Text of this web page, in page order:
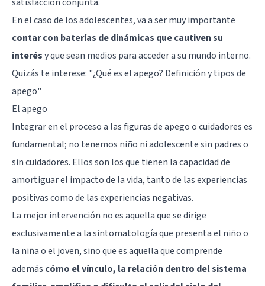
En el caso de losadolescentes, va a ser muy importante
contar con baterías de dinámicas que cautiven su
interésy que sean medios para acceder a su mundo interno.
Quizás te interese: "¿Qué es el apego? Definición y tipos de
apego"
El apego
Integrar en el proceso a las figuras de apego o cuidadores es
fundamental; no tenemos niño ni adolescente sin padres o
sin cuidadores. Ellos son los que tienen la capacidad de
amortiguar el impacto de la vida, tanto de las experiencias
positivas como de las experiencias negativas.
La mejor intervención no es aquella que se dirige
exclusivamente a la sintomatología que presenta el niño o
la niña o el joven, sino que es aquella que comprende
además cómo el vínculo, la relación dentro del sistema